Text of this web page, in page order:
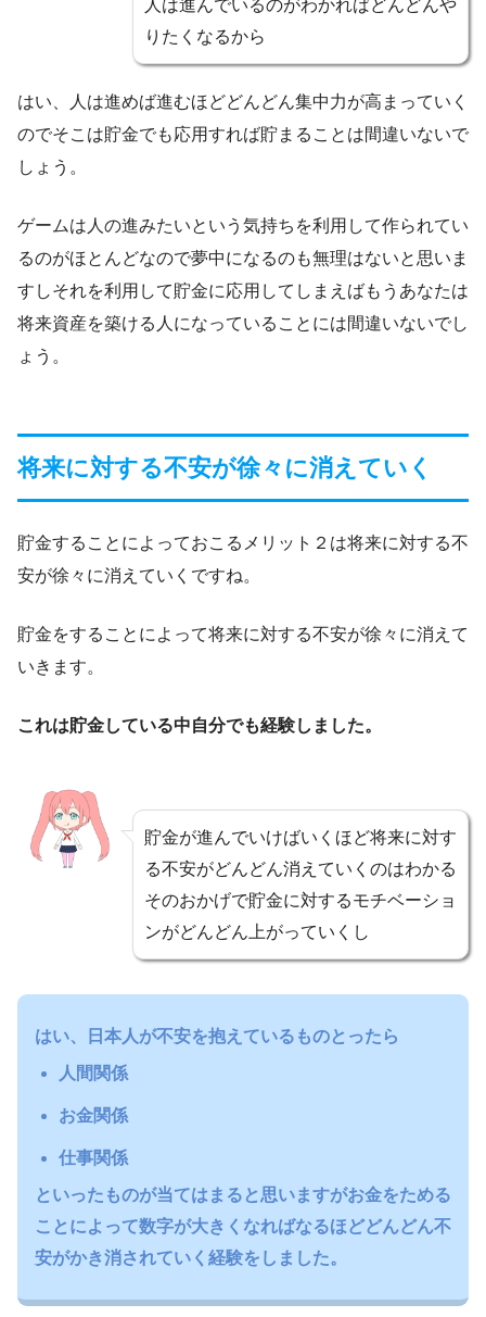
人は進んでいるのがわかればどんどんや
りたくなるから
はい、人は進めば進むほどどんどん集中力が高まっていく
のでそこは貯金でも応用すれば貯まることは間違いないで
しょう。
ゲームは人の進みたいという気持ちを利用して作られてい
るのがほとんどなので夢中になるのも無理はないと思いま
すしそれを利用して貯金に応用してしまえばもうあなたは
将来資産を築ける人になっていることには間違いないでし
ょう。
将来に対する不安が徐々に消えていく
貯金することによっておこるメリット２は将来に対する不
安が徐々に消えていくですね。
貯金をすることによって将来に対する不安が徐々に消えて
いきます。
これは貯金している中自分でも経験しました。
貯金が進んでいけばいくほど将来に対す
る不安がどんどん消えていくのはわかる
そのおかげで貯金に対するモチベーショ
ンがどんどん上がっていくし
はい、日本人が不安を抱えているものとったら
人間関係
お金関係
仕事関係
といったものが当てはまると思いますがお金をためる
ことによって数字が大きくなればなるほどどんどん不
安がかき消されていく経験をしました。